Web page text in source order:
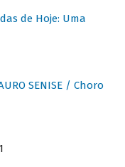
de Hoje: Uma
SENISE / Choro